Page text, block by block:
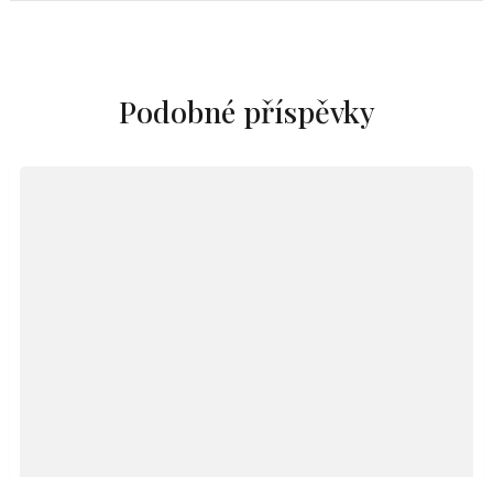
Podobné příspěvky